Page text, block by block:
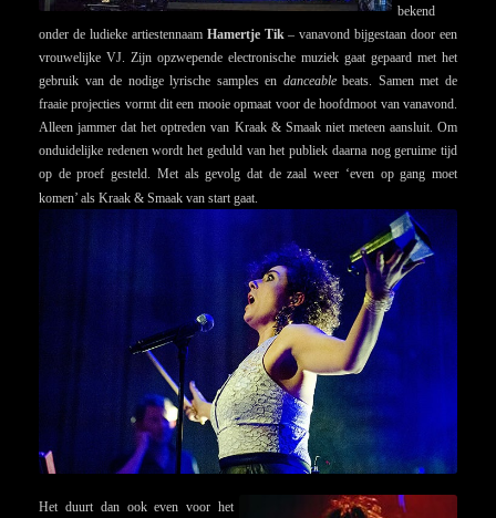
bekend
onder de ludieke artiestennaam Hamertje Tik – vanavond bijgestaan door een
vrouwelijke VJ. Zijn opzwepende electronische muziek gaat gepaard met het
gebruik van de nodige lyrische samples en danceablebeats. Samen met de
fraaie projecties vormt dit een mooie opmaat voor de hoofdmoot van vanavond.
Alleen jammer dat het optreden van Kraak & Smaak niet meteen aansluit. Om
onduidelijke redenen wordt het geduld van het publiek daarna nog geruime tijd
op de proef gesteld. Met als gevolg dat de zaal weer ‘even op gang moet
komen’ als Kraak & Smaak van start gaat.
Het duurt dan ook even voor het